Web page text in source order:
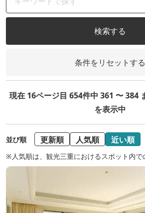
検索する
条件をリセットする
現在 16ページ目 654件中 361 〜 384
を表示中
並び順 更新順 人気順 近い順
※人気順は、観光三重におけるスポット内で